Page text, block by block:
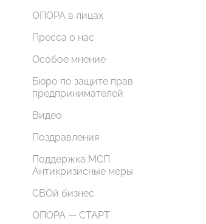
ОПОРА в лицах
Пресса о нас
Особое мнение
Бюро по защите прав
предпринимателей
Видео
Поздравления
Поддержка МСП.
Антикризисные меры
СВОй бизнес
ОПОРА — СТАРТ